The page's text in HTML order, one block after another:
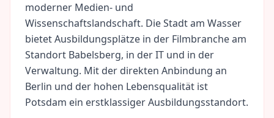
moderner Medien- und
Wissenschaftslandschaft. Die Stadt am Wasser
bietet Ausbildungsplätze in der Filmbranche am
Standort Babelsberg, in der IT und in der
Verwaltung. Mit der direkten Anbindung an
Berlin und der hohen Lebensqualität ist
Potsdam ein erstklassiger Ausbildungsstandort.